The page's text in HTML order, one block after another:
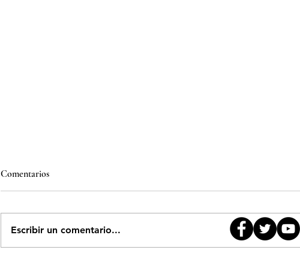
¿HASTA AHORITA?
Comentarios
Escribir un comentario...